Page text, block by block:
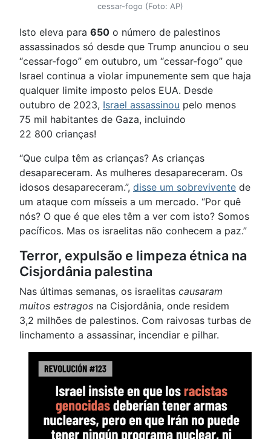
cessar-fogo (Foto: AP)
Isto eleva para 650 o número de palestinos
assassinados só desde que Trump anunciou o seu
“cessar-fogo” em outubro, um “cessar-fogo” que
Israel continua a violar impunemente sem que haja
qualquer limite imposto pelos EUA. Desde
outubro de 2023, Israel assassinou pelo menos
75 mil habitantes de Gaza, incluindo
22 800 crianças!
“Que culpa têm as crianças? As crianças
desapareceram. As mulheres desapareceram. Os
idosos desapareceram.”, disse um sobrevivente de
um ataque com mísseis a um mercado. “Por quê
nós? O que é que eles têm a ver com isto? Somos
pacíficos. Mas os israelitas não conhecem a paz.”
Terror, expulsão e limpeza étnica na
Cisjordânia palestina
Nas últimas semanas, os israelitas causaram
muitos estragos na Cisjordânia, onde residem
3,2 milhões de palestinos. Com raivosas turbas de
linchamento a assassinar, incendiar e pilhar.